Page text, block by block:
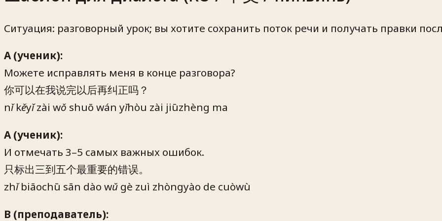
Ситуация: разговорный урок; вы хотите сохранить поток речи и получать правки
A (ученик):
Можете исправлять меня в конце разговора?
你可以在我说完以后再纠正吗？
nǐ kěyǐ zài wǒ shuō wán yǐhòu zài jiūzhèng ma
A (ученик):
И отмечать 3–5 самых важных ошибок.
只标出三到五个最重要的错误。
zhǐ biāochū sān dào wǔ gè zuì zhòngyào de cuòwù
B (преподаватель):